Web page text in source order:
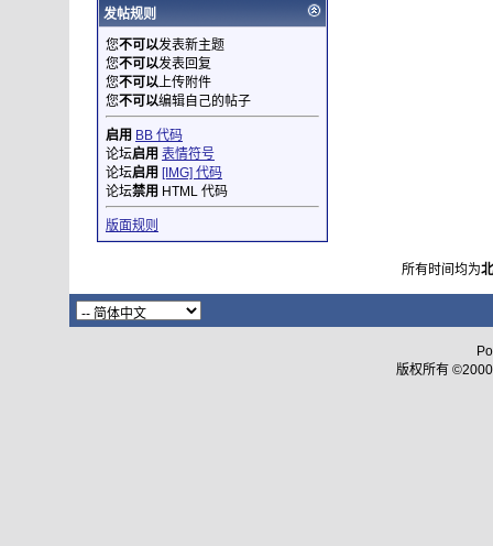
发帖规则
您不可以发表新主题
您不可以发表回复
您不可以上传附件
您不可以编辑自己的帖子
启用 BB 代码
论坛启用 表情符号
论坛启用 [IMG] 代码
论坛禁用 HTML 代码
版面规则
所有时间均为
版权所有